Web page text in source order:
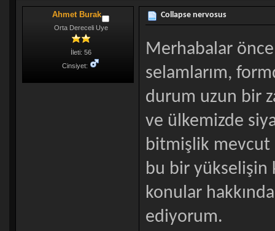
Ahmet Burak
Orta Dereceli Uye
İleti: 56
Cinsiyet:
Collapse nervosus
Merhabalar
selamlarım,
durum uzun bir
ve ülkemizde
bitmişlik mevcut
bu bir yükselişin
konular
ediyorum.